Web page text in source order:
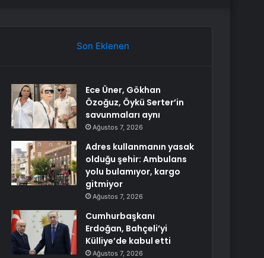
Son Eklenen
Ece Üner, Gökhan
Özoğuz, Öykü Serter’in
savunmaları aynı
Ağustos 7, 2026
Adres kullanmanın yasak
olduğu şehir: Ambulans
yolu bulamıyor, kargo
gitmiyor
Ağustos 7, 2026
Cumhurbaşkanı
Erdoğan, Bahçeli’yi
Külliye’de kabul etti
Ağustos 7, 2026